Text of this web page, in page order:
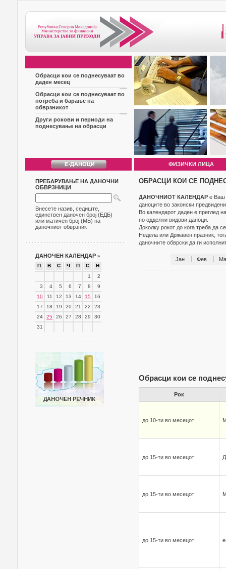
Обрасци кои се поднесуваат во
даден месец
Обрасци кои се поднесуваат по
потреба и барање на
обврзникот
Други рокови и периоди на
поднесување на обрасци
ФИЗИЧКИ ЛИЦА
ПРЕБАРУВАЊЕ НА ДАНОЧНИ
ОБВРЗНИЦИ
Внесете назив, седиште,
единствен даночен број (ЕДБ)
или матичен број (МБ) на
даночниот обврзник
ДАНОЧЕН КАЛЕНДАР »
П В С Ч П С
Н
1
2
3
4 5 6 7 8
9
10
11 12 13 14 15
16
17
18 19 20 21 22
23
24
25 26 27 28 29
30
31
ОБРАСЦИ КОИ СЕ
ДАНОЧНИОТ КАЛЕНДАР е Ваш
даноците во законски
Во календарот даден е преглед
по одделни видови даноци.
Доколку рокот до кога треба да
Недела или Државен празник,
даночните обврски да ги
Јан Фев
Обрасци кои се
Рок
до 10-ти во месецот
до 15-ти во месецот
до 15-ти во месецот
до 15-ти во месецот